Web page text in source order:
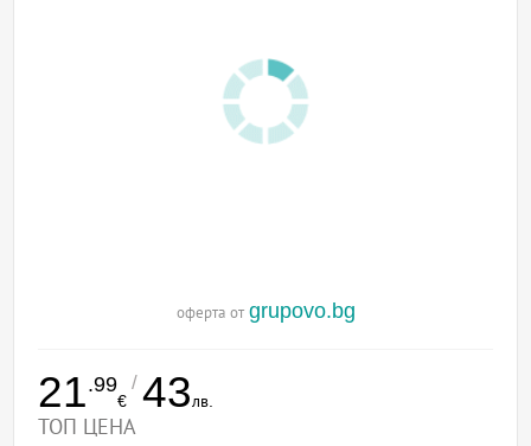
оферта от grupovo.bg
21.99
€
/ 43лв.
ТОП ЦЕНА